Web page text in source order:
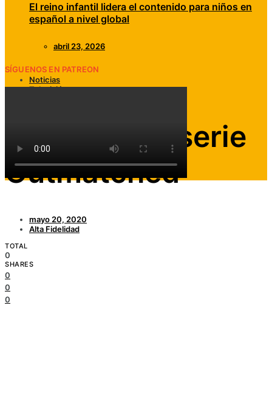
El reino infantil lidera el contenido para niños en
español a nivel global
abril 23, 2026
SÍGUENOS EN PATREON
Noticias
Televisión
Cancelan la serie
Outmatched
mayo 20, 2020
Alta Fidelidad
TOTAL
0
SHARES
0
0
0